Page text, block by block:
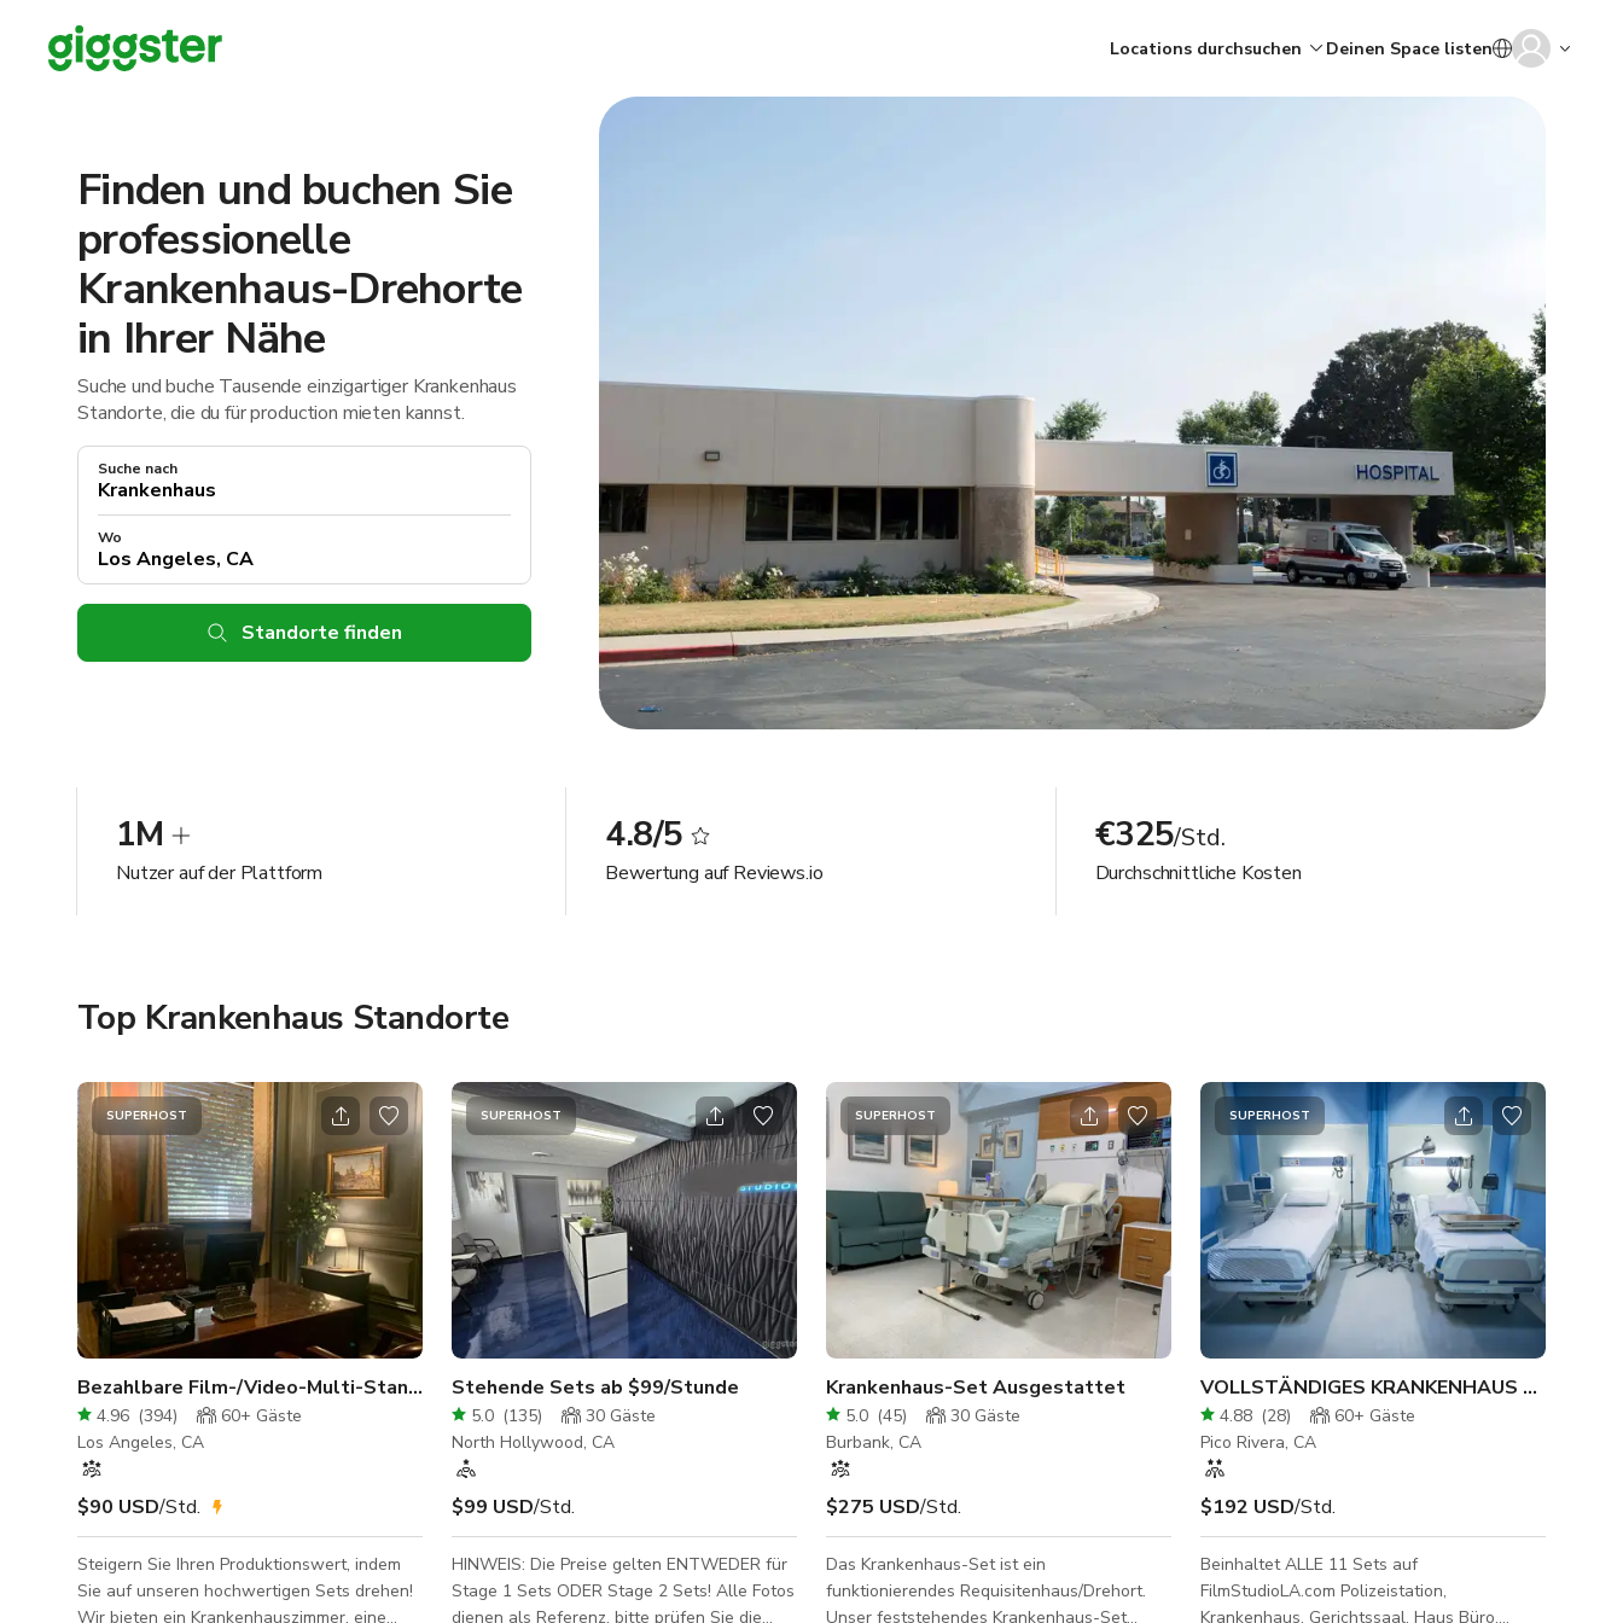
Locations durchsuchen Deinen Space listen
Finden und buchen Sie
professionelle
Krankenhaus-Drehorte
in Ihrer Nähe
Suche und buche Tausende einzigartiger Krankenhaus
Standorte, die du für production mieten kannst.
Suche nach
Wo
Standorte finden
1M
Nutzer auf der Plattform
4.8/5
Bewertung auf Reviews.io
€325/Std.
Durchschnittliche Kosten
Top Krankenhaus Standorte
SUPERHOST
Bezahlbare Film-/Video-Multi-Standing-Sets
4.96 (394) 60+ Gäste
Los Angeles, CA
$90 USD/Std.
Steigern Sie Ihren Produktionswert, indem
Sie auf unseren hochwertigen Sets drehen!
Wir bieten ein Krankenhauszimmer, eine
SUPERHOST
Stehende Sets ab $99/Stunde
5.0 (135) 30 Gäste
North Hollywood, CA
$99 USD/Std.
HINWEIS: Die Preise gelten ENTWEDER für
Stage 1 Sets ODER Stage 2 Sets! Alle Fotos
dienen als Referenz, bitte prüfen Sie die
SUPERHOST
Krankenhaus-Set Ausgestattet
5.0 (45) 30 Gäste
Burbank, CA
$275 USD/Std.
Das Krankenhaus-Set ist ein
funktionierendes Requisitenhaus/Drehort.
Unser feststehendes Krankenhaus-Set
SUPERHOST
VOLLSTÄNDIGES KRANKENHAUS Stehendes Set | FilmStudioLA
4.88 (28) 60+ Gäste
Pico Rivera, CA
$192 USD/Std.
Beinhaltet ALLE 11 Sets auf
FilmStudioLA.com Polizeistation,
Krankenhaus, Gerichtssaal, Haus Büro,